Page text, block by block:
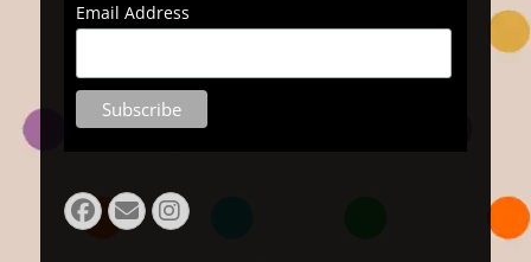
Email Address
Facebook
EmailInstagram